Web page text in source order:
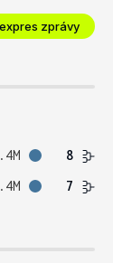
zprávy
8
7